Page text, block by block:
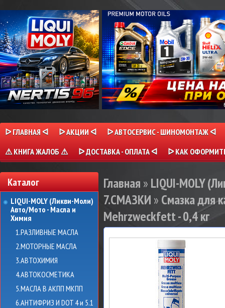
ᐅ ГЛАВНАЯ ᐊ ᐅ АКЦИИ ᐊ
ᐅ АВТОСЕРВИС - ШИНОМОНТАЖ ᐊ
⚠ КНИГА ЖАЛОБ ⚠
ᐅ ДОСТАВКА - ОПЛАТА ᐊ ᐅ КАК
Каталог
LIQUI-MOLY (Ликви-Моли)
Авто/Мото - Масла и
Химия
1.РАЗЛИВНЫЕ МАСЛА
2.МОТОРНЫЕ МАСЛА
3.АВТОХИМИЯ
4.АВТОКОСМЕТИКА
5.МАСЛА В АКПП МКПП
6.АНТИФРИЗ И DOT 4 и 5.1
Главная » LIQUI-MOLY
7.СМАЗКИ » Смазка для
Mehrzweckfett - 0,4 кг